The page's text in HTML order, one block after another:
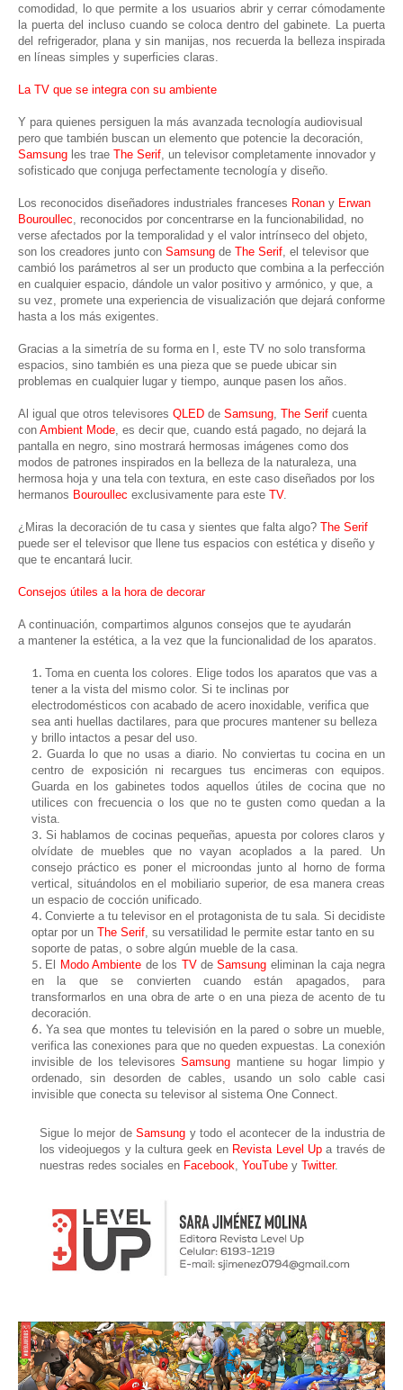
comodidad, lo que permite a los usuarios abrir y cerrar cómodamente
la puerta del incluso cuando se coloca dentro del gabinete. La puerta
del refrigerador, plana y sin manijas, nos recuerda la belleza inspirada
en líneas simples y superficies claras.
La TV que se integra con su ambiente
Y para quienes persiguen la más avanzada tecnología audiovisual
pero que también buscan un elemento que potencie la decoración,
Samsung les trae The Serif , un televisor completamente innovador y
sofisticado que conjuga perfectamente tecnología y diseño.
Los reconocidos diseñadores industriales franceses Ronan y Erwan
Bouroullec , reconocidos por concentrarse en la funcionabilidad, no
verse afectados por la temporalidad y el valor intrínseco del objeto,
son los creadores junto con Samsung de The Serif , el televisor que
cambió los parámetros al ser un producto que combina a la perfección
en cualquier espacio, dándole un valor positivo y armónico, y que, a
su vez, promete una experiencia de visualización que dejará conforme
hasta a los más exigentes.
Gracias a la simetría de su forma en I, este TV no solo transforma
espacios, sino también es una pieza que se puede ubicar sin
problemas en cualquier lugar y tiempo, aunque pasen los años.
Al igual que otros televisores QLED de Samsung The Serif cuenta
con Ambient Mode , es decir que, cuando está pagado, no dejará la
pantalla en negro, sino mostrará hermosas imágenes como dos
modos de patrones inspirados en la belleza de la naturaleza, una
hermosa hoja y una tela con textura, en este caso diseñados por los
hermanos Bouroullec exclusivamente para este TV.
¿Miras la decoración de tu casa y sientes que falta algo? The Serif
puede ser el televisor que llene tus espacios con estética y diseño y
que te encantará lucir.
Consejos útiles a la hora de decorar
A continuación, compartimos algunos consejos que te ayudarán
a mantener la estética, a la vez que la funcionalidad de los aparatos.
Toma en cuenta los colores. Elige todos los aparatos que vas a
tener a la vista del mismo color. Si te inclinas por
electrodomésticos con acabado de acero inoxidable, verifica que
sea anti huellas dactilares, para que procures mantener su belleza
y brillo intactos a pesar del uso.
Guarda lo que no usas a diario. No conviertas tu cocina en un
centro de exposición ni recargues tus encimeras con equipos.
Guarda en los gabinetes todos aquellos útiles de cocina que no
utilices con frecuencia o los que no te gusten como quedan a la
vista.
Si hablamos de cocinas pequeñas, apuesta por colores claros y
olvídate de muebles que no vayan acoplados a la pared. Un
consejo práctico es poner el microondas junto al horno de forma
vertical, situándolos en el mobiliario superior, de esa manera creas
un espacio de cocción unificado.
Convierte a tu televisor en el protagonista de tu sala. Si decidiste
optar por un The Serif , su versatilidad le permite estar tanto en su
soporte de patas, o sobre algún mueble de la casa.
El Modo Ambiente de los TVdeSamsung eliminan la caja negra
en la que se convierten cuando están apagados, para
transformarlos en una obra de arte o en una pieza de acento de tu
decoración.
Ya sea que montes tu televisión en la pared o sobre un mueble,
verifica las conexiones para que no queden expuestas. La conexión
invisible de los televisoresSamsung mantiene su hogar limpio y
ordenado, sin desorden de cables, usando un solo cable casi
invisible que conecta su televisor al sistema One Connect.
Sigue lo mejor de Samsung y todo el acontecer de la industria de
los videojuegos y la cultura geek en Revista Level Up a través de
nuestras redes sociales en Facebook, YouTube y Twitter.